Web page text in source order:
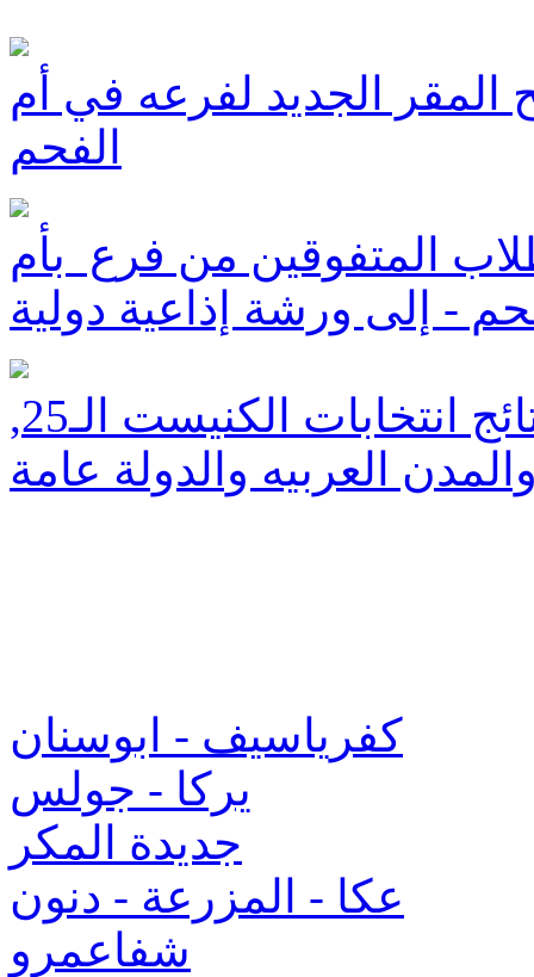
المقر الجديد لفرعه في أم
الفحم
المتفوقين من فرع بأم
- إلى ورشة إذاعية دولية
محتلن نهائياً - المدار ينشر نتائج انتخابات الكنيست الـ25,
العربيه والدولة عامة
كفرياسيف - ابوسنان
يركا - جولس
جديدة المكر
عكا - المزرعة - دنون
شفاعمرو